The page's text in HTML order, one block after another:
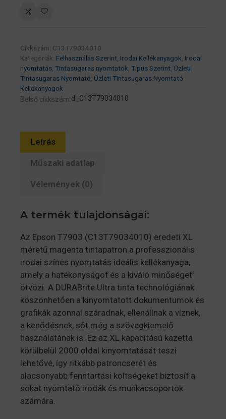
Series
Ink
Cartridge
Piros
Cikkszám: C13T79034010
Kategóriák: Felhasználás Szerint Irodai Kellékanyagok Irodai
nyomtatás Tintasugaras nyomtatók Típus Szerint Üzleti
Tintasugaras Nyomtató Üzleti Tintasugaras Nyomtató
Kellékanyagok
Belső cikkszám:d_C13T79034010
Leírás
Műszaki adatlap
Vélemények (0)
A termék tulajdonságai:
Az Epson T7903 (C13T79034010) eredeti XL
méretű magenta tintapatron a professzionális
irodai színes nyomtatás ideális kellékanyaga,
amely a hatékonyságot és a kiváló minőséget
ötvözi. A DURABrite Ultra tinta technológiának
köszönhetően a kinyomtatott dokumentumok és
grafikák azonnal száradnak, ellenállnak a víznek,
a kenődésnek, sőt még a szövegkiemelő
használatának is. Ez az XL kapacitású kazetta
körülbelül 2000 oldal kinyomtatását teszi
lehetővé, így ritkább patroncserét és
alacsonyabb fenntartási költségeket biztosít a
sokat nyomtató irodák és munkacsoportok
számára.